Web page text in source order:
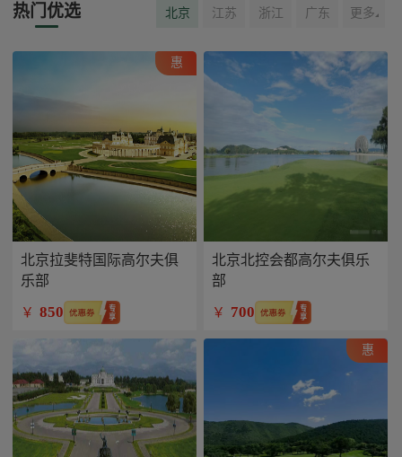
热门优选 北京 江苏 浙江 广东 更多
惠
北京拉斐特国际高尔夫俱
乐部
￥ 850
北京北控会都高尔夫俱乐
部
￥ 700
惠